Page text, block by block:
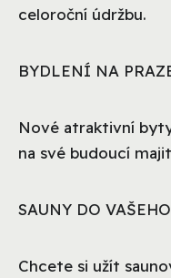
celoroční údržbu.
BYDLENÍ NA
Nové atraktivní
na své budoucí
SAUNY DO
Chcete si užít